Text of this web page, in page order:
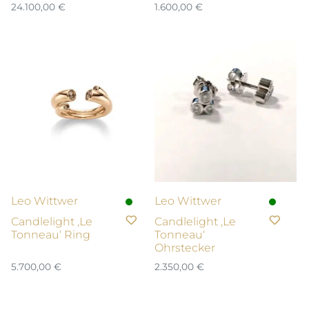
24.100,00 € 1.600,00 €
Leo Wittwer
Candlelight ‚Le
Tonneau‘ Ring
5.700,00 €
Leo Wittwer
Candlelight ‚Le
Tonneau‘
Ohrstecker
2.350,00 €